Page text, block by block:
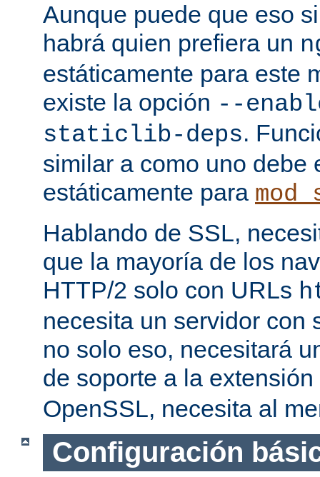
Aunque puede que eso
habrá quien prefiera un
estáticamente para este
existe la opción --
staticlib-deps.
similar a como uno debe
estáticamente para
Hablando de SSL,
que la mayoría de los
HTTP/2 solo con URLs
necesita un servidor con
no solo eso, necesitará
de soporte a la extensión
OpenSSL, necesita al
Configuración